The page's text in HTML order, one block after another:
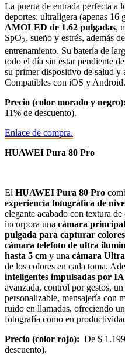
La puerta de entrada perfecta a
deportes: ultraligera (apenas 16
AMOLED de 1.62 pulgadas,
SpO2, sueño y estrés, además
entrenamiento. Su batería de
todo el día sin estar pendiente
su primer dispositivo de salud y
Compatibles con iOS y Android.
Precio (color morado y negro):
11% de descuento).
Enlace de compra.
HUAWEI Pura 80 Pro
El HUAWEI Pura 80 Pro
experiencia fotográfica de
elegante acabado con textura
incorpora una cámara
pulgada para capturar
cámara telefoto de ultra
hasta 5 cm y una cámara
de los colores en cada toma.
inteligentes impulsadas por IA
avanzada, control por gestos,
personalizable, mensajería con
ruido en llamadas, ofreciendo
fotografía como en
Precio (color rojo): De $
descuento).